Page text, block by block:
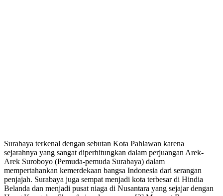
Surabaya terkenal dengan sebutan Kota Pahlawan karena
sejarahnya yang sangat diperhitungkan dalam perjuangan Arek-
Arek Suroboyo (Pemuda-pemuda Surabaya) dalam
mempertahankan kemerdekaan bangsa Indonesia dari serangan
penjajah. Surabaya juga sempat menjadi kota terbesar di Hindia
Belanda dan menjadi pusat niaga di Nusantara yang sejajar dengan